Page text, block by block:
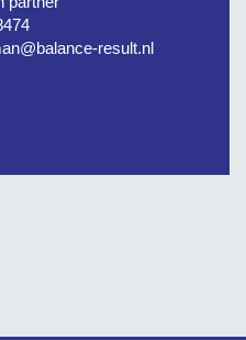
result.nl